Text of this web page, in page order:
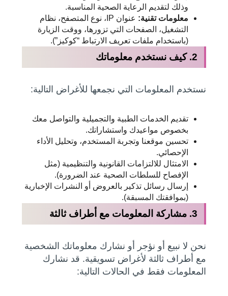
وذلك لتقديم الرعاية الصحية المناسبة.
معلومات تقنية:
عنوان IP، نوع المتصفح، نظام
التشغيل، الصفحات التي تزورها، ووقت الزيارة
(باستخدام ملفات تعريف الارتباط “كوكيز”).
2. كيف نستخدم معلوماتك
نستخدم المعلومات التي نجمعها للأغراض التالية:
تقديم الخدمات الطبية والتجميلية والتواصل معك
بخصوص مواعيدك واستشاراتك.
تحسين موقعنا وتجربة المستخدم، وتحليل الأداء
الإحصائي.
الامتثال للالتزامات القانونية والتنظيمية (مثل
الإفصاح للسلطات الصحية عند الضرورة).
إرسال رسائل تذكير بالعروض أو النشرات الإخبارية
(بموافقتك المسبقة).
3. مشاركة المعلومات مع أطراف ثالثة
نحن لا نبيع أو نؤجر أو نشارك معلوماتك الشخصية
مع أطراف ثالثة لأغراض تسويقية. قد نشارك
المعلومات فقط في الحالات التالية: